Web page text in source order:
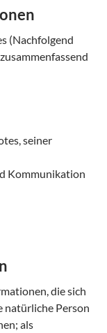
(Nachfolgend
seiner
Kommunikation
die sich
natürliche Person
als